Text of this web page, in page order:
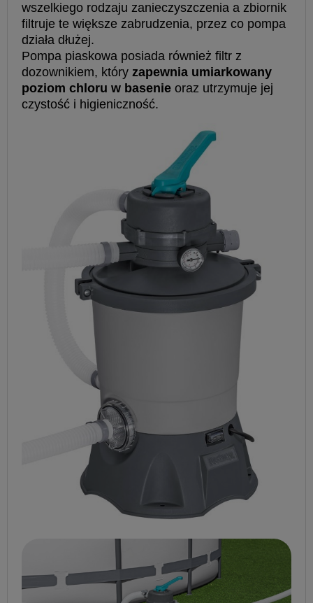
wszelkiego rodzaju zanieczyszczenia a zbiornik
filtruje te większe zabrudzenia, przez co pompa
działa dłużej.
Pompa piaskowa posiada również filtr z
dozownikiem, który zapewnia umiarkowany
poziom chloru w basenie oraz utrzymuje jej
czystość i higieniczność.